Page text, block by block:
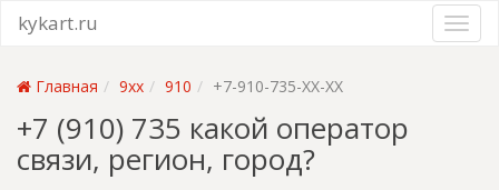
kykart.ru
Главная 9xx 910 +7-910-735-XX-XX
+7 (910) 735 какой оператор
связи, регион, город?